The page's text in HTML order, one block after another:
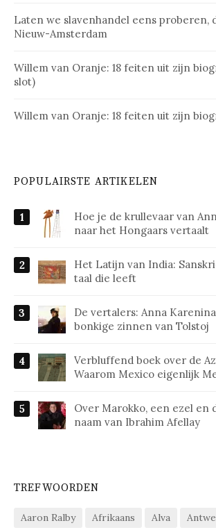
Laten we slavenhandel eens proberen,
Nieuw-Amsterdam
Willem van Oranje: 18 feiten uit zijn
slot)
Willem van Oranje: 18 feiten uit zijn
POPULAIRSTE ARTIKELEN
Hoe je de krullevaar van
naar het Hongaars vertaalt
Het Latijn van India:
taal die leeft
De vertalers: Anna
bonkige zinnen van Tolstoj
Verbluffend boek over de
Waarom Mexico eigenlijk
Over Marokko, een ezel en
naam van Ibrahim Afellay
TREFWOORDEN
Aaron Ralby Afrikaans Alva